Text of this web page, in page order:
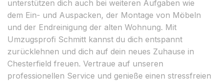
unterstützen dich auch bei weiteren Aufgaben wie
dem Ein- und Auspacken, der Montage von Möbeln
und der Endreinigung der alten Wohnung. Mit
Umzugsprofi Schmitt kannst du dich entspannt
zurücklehnen und dich auf dein neues Zuhause in
Chesterfield freuen. Vertraue auf unseren
professionellen Service und genieße einen stressfreien